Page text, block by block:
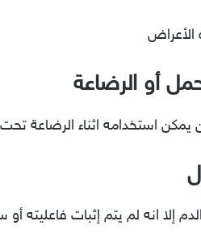
أو الرضاعة
يمكن استخدامه اثناء الرضاعة
إلا انه لم يتم إثبات